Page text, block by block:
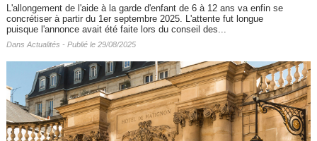
L'allongement de l'aide à la garde d'enfant de 6 à 12 ans va enfin se
concrétiser à partir du 1er septembre 2025. L'attente fut longue
puisque l'annonce avait été faite lors du conseil des...
Dans Actualités - Publié le 29/08/2025